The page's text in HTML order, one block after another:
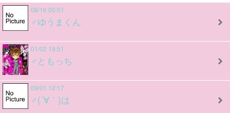
08/16 00:51
♂ゆうまくん
01/02 19:51
♂ともっち
09/01 12:17
♂(´∀｀)は